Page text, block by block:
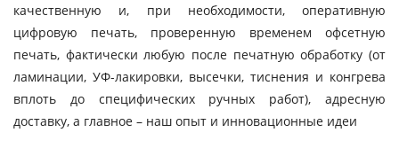
качественную и, при необходимости, оперативную
цифровую печать, проверенную временем офсетную
печать, фактически любую после печатную обработку (от
ламинации, УФ-лакировки, высечки, тиснения и конгрева
вплоть до специфических ручных работ), адресную
доставку, а главное – наш опыт и инновационные идеи